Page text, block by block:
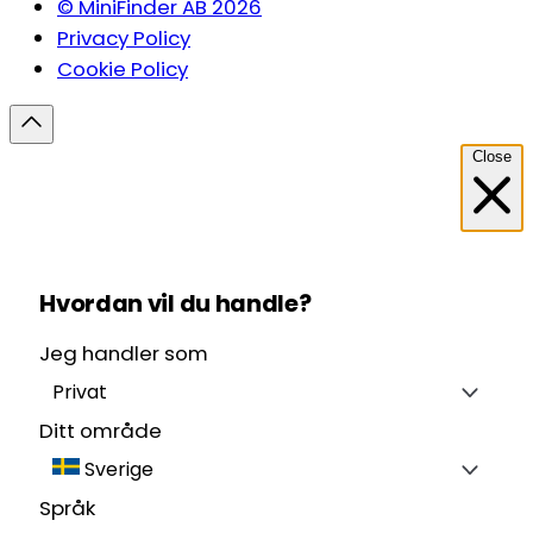
© MiniFinder AB 2026
Privacy Policy
Cookie Policy
Close
Hvordan vil du handle?
Jeg handler som
Privat
Ditt område
Sverige
Språk